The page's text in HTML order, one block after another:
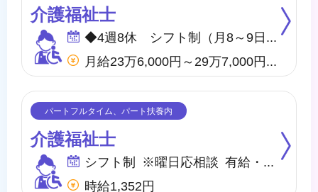
介護福祉士
介護福祉士
時給1,352円